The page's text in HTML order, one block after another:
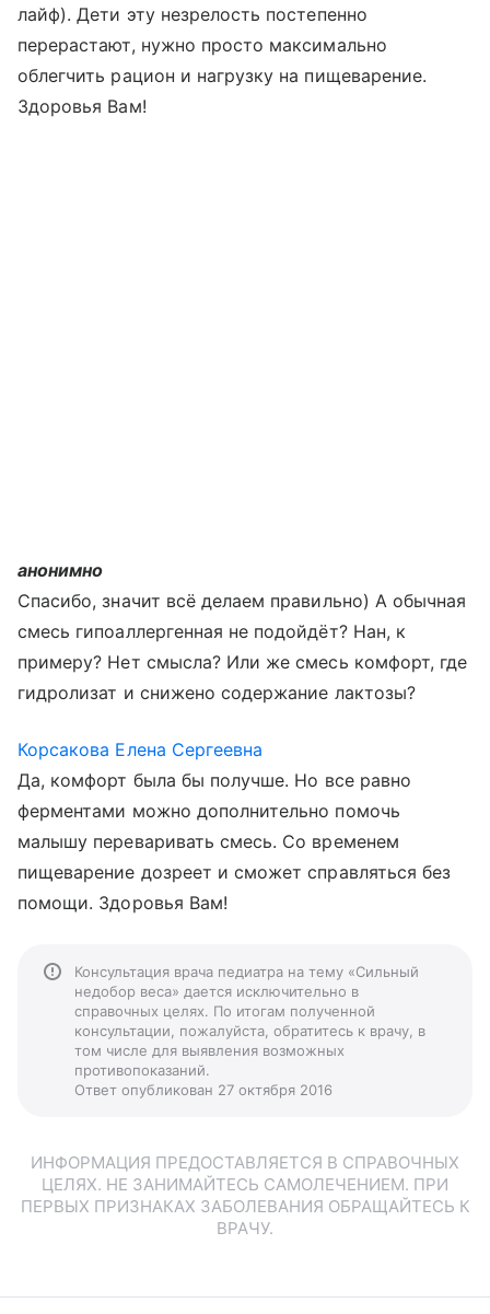
лайф). Дети эту незрелость постепенно
перерастают, нужно просто максимально
облегчить рацион и нагрузку на пищеварение.
Здоровья Вам!
анонимно
Спасибо, значит всё делаем правильно) А обычная
смесь гипоаллергенная не подойдёт? Нан, к
примеру? Нет смысла? Или же смесь комфорт, где
гидролизат и снижено содержание лактозы?
Корсакова Елена Сергеевна
Да, комфорт была бы получше. Но все равно
ферментами можно дополнительно помочь
малышу переваривать смесь. Со временем
пищеварение дозреет и сможет справляться без
помощи. Здоровья Вам!
Консультация врача педиатра на тему «Сильный
недобор веса» дается исключительно в
справочных целях. По итогам полученной
консультации, пожалуйста, обратитесь к врачу, в
том числе для выявления возможных
противопоказаний.
Ответ опубликован 27 октября 2016
ИНФОРМАЦИЯ ПРЕДОСТАВЛЯЕТСЯ В СПРАВОЧНЫХ
ЦЕЛЯХ. НЕ ЗАНИМАЙТЕСЬ САМОЛЕЧЕНИЕМ. ПРИ
ПЕРВЫХ ПРИЗНАКАХ ЗАБОЛЕВАНИЯ ОБРАЩАЙТЕСЬ К
ВРАЧУ.